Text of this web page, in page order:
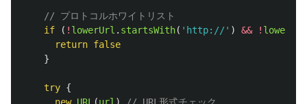
// プロトコルホワイトリスト
if
( ! lowerUrl . startsWith( ' http://' ) && ! lowerUrl
return false
}
try {